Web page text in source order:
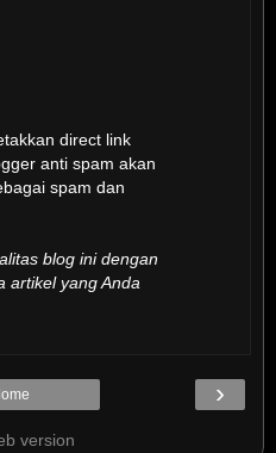
direct link
anti spam akan
spam dan
blog ini dengan
artikel yang Anda
›
version